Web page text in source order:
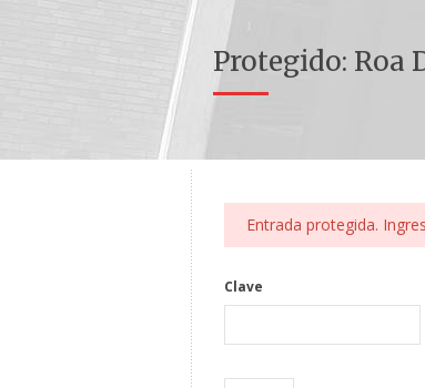
Protegido: Roa
Entrada protegida.
Clave